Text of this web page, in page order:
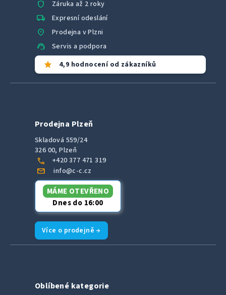
shield Záruka až 2 roky
local_shipping Expresní odeslání
location_on Prodejna v Plzni
support_agent Servis a podpora
star 4,9 hodnocení od zákazníků
Prodejna Plzeň
Skladová 559/24
326 00, Plzeň
call +420 377 471 319
mail info@c-c.cz
MÁME OTEVŘENO
Dnes do 16:00
Více o prodejně →
Oblíbené kategorie